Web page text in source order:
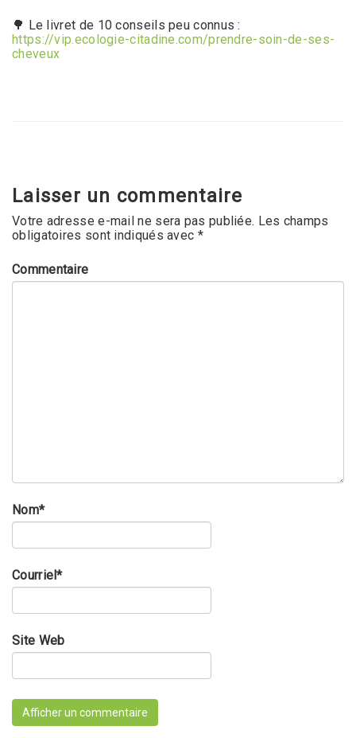
🌳 Le livret de 10 conseils peu connus :
https://vip.ecologie-citadine.com/prendre-soin-de-ses-
cheveux
Laisser un commentaire
Votre adresse e-mail ne sera pas publiée. Les champs
obligatoires sont indiqués avec *
Commentaire
Nom*
Courriel*
Site Web